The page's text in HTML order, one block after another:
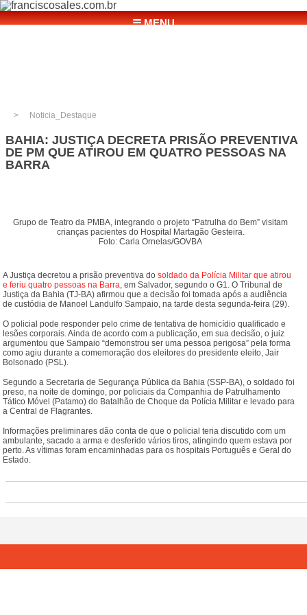
☰ MENU
Noticia_Destaque
BAHIA: JUSTIÇA DECRETA PRISÃO PREVENTIVA
DE PM QUE ATIROU EM QUATRO PESSOAS NA
BARRA
Grupo de Teatro da PMBA, integrando o projeto “Patrulha do Bem” visitam
crianças pacientes do Hospital Martagão Gesteira.
Foto: Carla Ornelas/GOVBA
A Justiça decretou a prisão preventiva dosoldado da Polícia Militar que atirou
e feriu quatro pessoas na Barra, em Salvador, segundo o G1. O Tribunal de
Justiça da Bahia (TJ-BA) afirmou que a decisão foi tomada após a audiência
de custódia de Manoel Landulfo Sampaio, na tarde desta segunda-feira (29).
O policial pode responder pelo crime de tentativa de homicídio qualificado e
lesões corporais. Ainda de acordo com a publicação, em sua decisão, o juiz
argumentou que Sampaio “demonstrou ser uma pessoa perigosa” pela forma
como agiu durante a comemoração dos eleitores do presidente eleito, Jair
Bolsonado (PSL).
Segundo a Secretaria de Segurança Pública da Bahia (SSP-BA), o soldado foi
preso, na noite de domingo, por policiais da Companhia de Patrulhamento
Tático Móvel (Patamo) do Batalhão de Choque da Polícia Militar e levado para
a Central de Flagrantes.
Informações preliminares dão conta de que o policial teria discutido com um
ambulante, sacado a arma e desferido vários tiros, atingindo quem estava por
perto. As vítimas foram encaminhadas para os hospitais Português e Geral do
Estado.